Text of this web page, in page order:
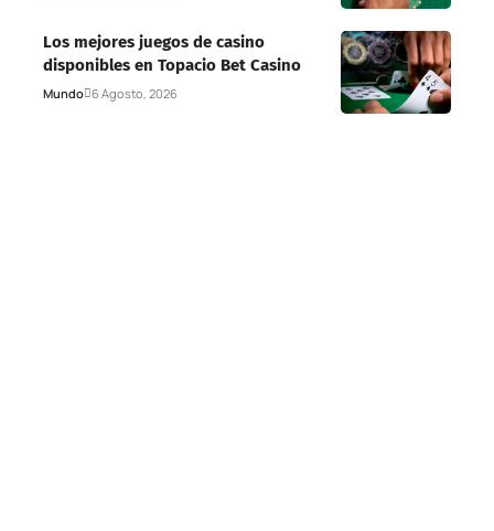
Los mejores juegos de casino
disponibles en Topacio Bet Casino
Mundo 6 Agosto, 2026